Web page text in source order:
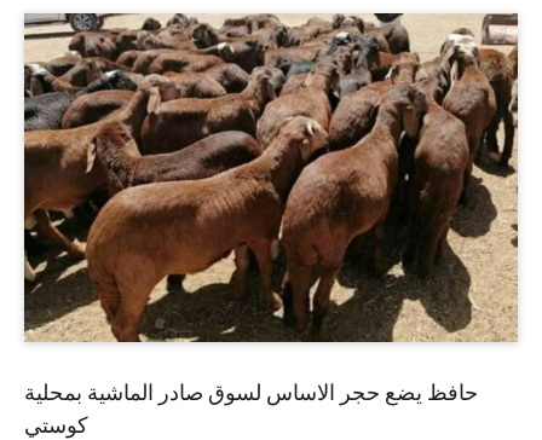
حافظ يضع حجر الاساس لسوق صادر الماشية بمحلية
كوستي